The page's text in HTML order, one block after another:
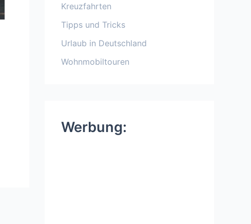
Kreuzfahrten
Tipps und Tricks
Urlaub in Deutschland
Wohnmobiltouren
Werbung: